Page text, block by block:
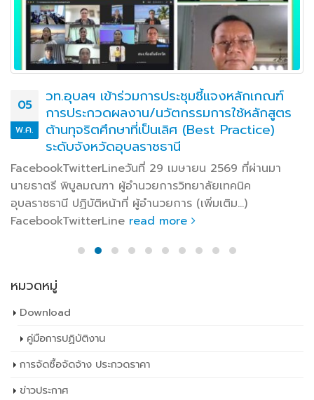
05
พ.ค.
วท.อุบลฯ เข้าร่วมการประชุมชี้แจงหลักเกณฑ์
การประกวดผลงาน/นวัตกรรมการใช้หลักสูตร
ต้านทุจริตศึกษาที่เป็นเลิศ (Best Practice)
ระดับจังหวัดอุบลราชธานี
FacebookTwitterLineวันที่ 29 เมษายน 2569 ที่ผ่านมา
นายธาตรี พิบูลมณฑา ผู้อำนวยการวิทยาลัยเทคนิค
อุบลราชธานี ปฏิบัติหน้าที่ ผู้อำนวยการ (เพิ่มเติม…)
FacebookTwitterLine read more
หมวดหมู่
Download
คู่มือการปฏิบัติงาน
การจัดซื้อจัดจ้าง ประกวดราคา
ข่าวประกาศ